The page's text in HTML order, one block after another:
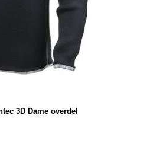
3D Dame overdel